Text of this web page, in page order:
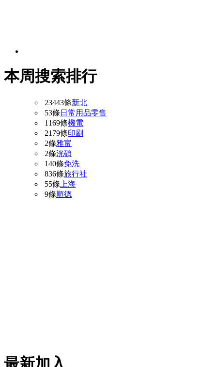
本周搜索排行
23443條新北
53條 日常用品零售
1169條機電
2179條印刷
2條雅富
2條洸碩
140條免洗
836條旅行社
55條 上海
9條順德